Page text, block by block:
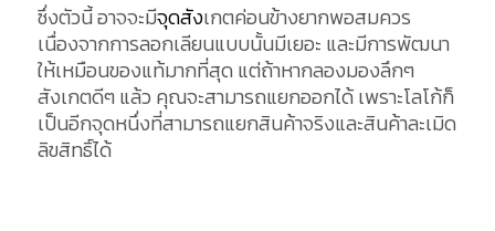
ซึ่งตัวนี้ อาจจะมีจุดสังเกตค่อนข้างยากพอสมควร
เนื่องจากการลอกเลียนแบบนั้นมีเยอะ และมีการพัฒนา
ให้เหมือนของแท้มากที่สุด แต่ถ้าหากลองมองลึกๆ
สังเกตดีๆ แล้ว คุณจะสามารถแยกออกได้ เพราะโลโก้ก็
เป็นอีกจุดหนึ่งที่สามารถแยกสินค้าจริงและสินค้าละเมิด
ลิขสิทธิ์ได้